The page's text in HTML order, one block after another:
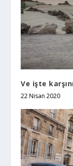
Ve işte
22 Nisan 2020